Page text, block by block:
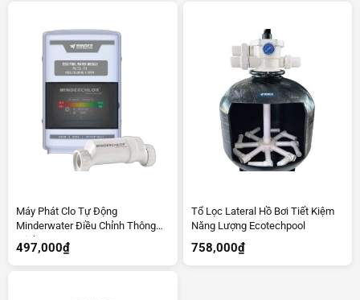
Máy Phát Clo Tự Động
Minderwater Điều Chỉnh Thông
Minh
497,000₫
Tổ Lọc Lateral Hồ Bơi Tiết Kiệm
Năng Lượng Ecotechpool
758,000₫